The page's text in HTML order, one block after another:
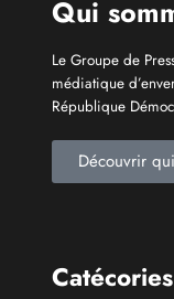
Le Groupe de
République
Découvrir